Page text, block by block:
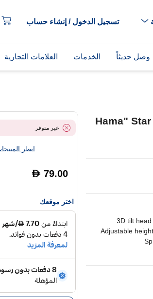
تسجيل الدخول / إنشاء حساب
وصل حديثاً الخدمات العلامات التجارية
Hama"
3D tilt
Adjustable
Rubber
غير متوفر
انظر
D 79.00
اختر موقعك